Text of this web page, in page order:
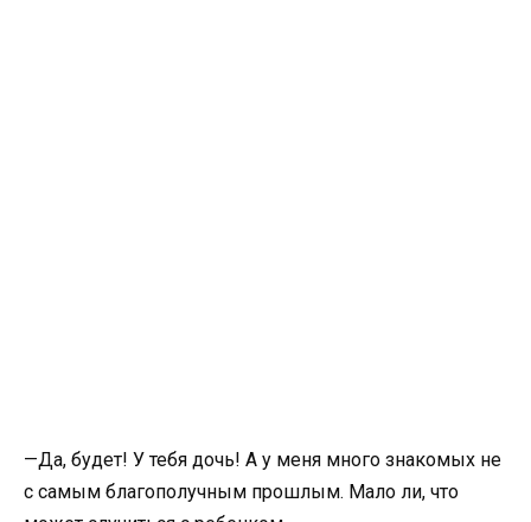
—Да, будет! У тебя дочь! А у меня много знакомых не
с самым благополучным прошлым. Мало ли, что